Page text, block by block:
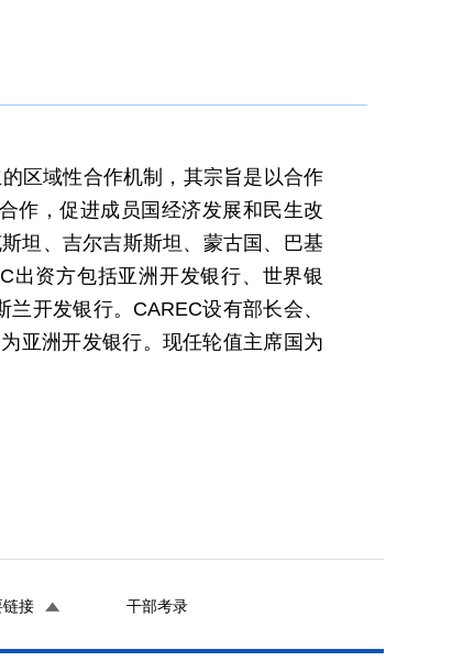
区域性合作机制，其宗旨是以合作
作，促进成员国经济发展和民生改
坦、吉尔吉斯斯坦、蒙古国、巴基
出资方包括亚洲开发银行、世界银
开发银行。CAREC设有部长会、
亚洲开发银行。现任轮值主席国为
链接 干部考录